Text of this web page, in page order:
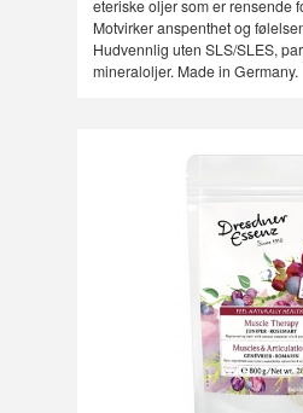
eteriske oljer som er rensende
Motvirker anspenthet og
Hudvennlig uten SLS/SLES,
mineraloljer. Made in Germany.